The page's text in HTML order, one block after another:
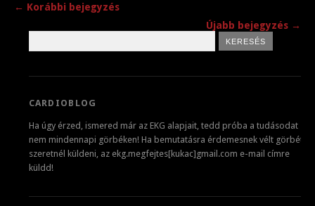
← Korábbi bejegyzés
Újabb bejegyzés →
CARDIOBLOG
Ha úgy érzed, ismered már az EKG alapjait, tedd próba a tudásodat
nem mindennapi görbéken! Ha bemutatásra érdemesnek vélt görbét
szeretnél küldeni, az ekg.megfejtes[kukac]gmail.com e-mail címre
küldd!